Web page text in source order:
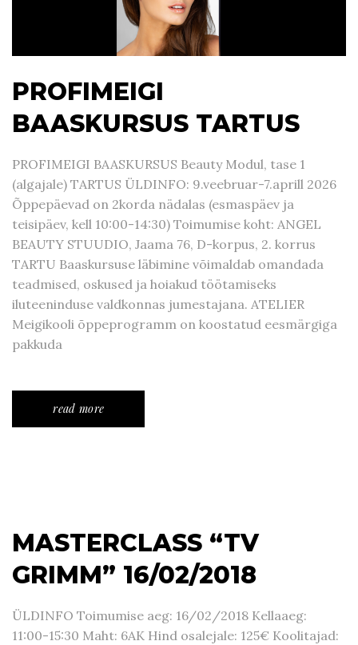
PROFIMEIGI
BAASKURSUS TARTUS
PROFIMEIGI BAASKURSUS Beauty Modul, tase 1
(algajale) TARTUS ÜLDINFO: 9.veebruar-7.aprill 2026
Õppepäevad on 2korda nädalas (esmaspäev ja
teisipäev, kell 10:00-14:30) Toimumise koht: ANGEL
BEAUTY STUUDIO, Jaama 76, D-korpus, 2. korrus
TARTU Baaskursuse läbimine võimaldab omandada
teadmised, oskused ja hoiakud töötamiseks
iluteeninduse valdkonnas jumestajana. ATELIER
Meigikooli õppeprogramm on koostatud eesmärgiga
pakkuda
read more
MASTERCLASS “TV
GRIMM” 16/02/2018
ÜLDINFO Toimumise aeg: 16/02/2018 Kellaaeg:
11:00-15:30 Maht: 6AK Hind osalejale: 125€ Koolitajad: